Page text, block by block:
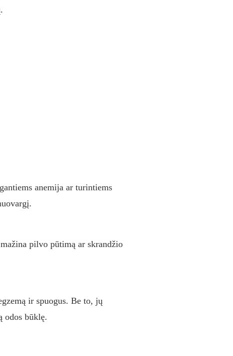
anemija ar turintiems
pilvo pūtimą ar skrandžio
ir spuogus. Be to, jų
odos būklę.